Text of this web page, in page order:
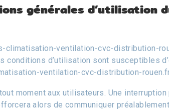
générales d’utilisation
climatisation-ventilation-cvc-distribution-
conditions d’utilisation sont susceptibles
ventilation-cvc-distribution-
moment aux utilisateurs. Une
alors de communiquer